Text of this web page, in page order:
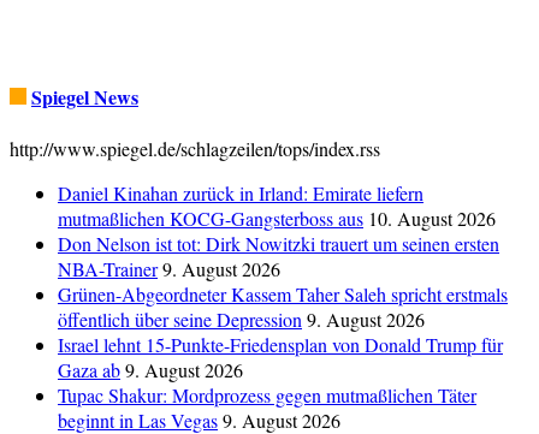
Spiegel News
http://www.spiegel.de/schlagzeilen/tops/index.rss
Daniel Kinahan zurück in Irland: Emirate liefern
mutmaßlichen KOCG-Gangsterboss aus 10. August 2026
Don Nelson ist tot: Dirk Nowitzki trauert um seinen ersten
NBA-Trainer9. August 2026
Grünen-Abgeordneter Kassem Taher Saleh spricht erstmals
öffentlich über seine Depression 9. August 2026
Israel lehnt 15-Punkte-Friedensplan von Donald Trump für
Gaza ab9. August 2026
Tupac Shakur: Mordprozess gegen mutmaßlichen Täter
beginnt in Las Vegas9. August 2026